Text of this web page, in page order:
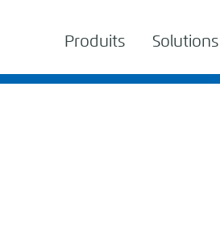
Produits Solutions